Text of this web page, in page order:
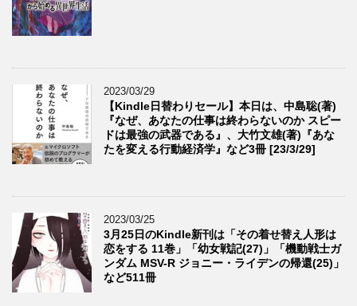
2023/03/29
【Kindle日替わりセール】本日は、中島聡(著)
『なぜ、あなたの仕事は終わらないのか スピー
ドは最強の武器である』、大竹文雄(著)『あな
たを変える行動経済学』など3冊 [23/3/29]
2023/03/25
3月25日のKindle新刊は「その着せ替え人形は
恋をする 11巻」「幼女戦記(27)」「機動戦士ガ
ンダム MSV-R ジョニー・ライデンの帰還(25)」
など511冊